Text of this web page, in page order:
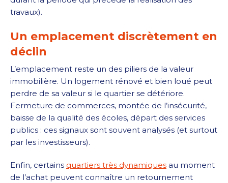
travaux).
Un emplacement discrètement en
déclin
L’emplacement reste un des piliers de la valeur
immobilière. Un logement rénové et bien loué peut
perdre de sa valeur si le quartier se détériore.
Fermeture de commerces, montée de l’insécurité,
baisse de la qualité des écoles, départ des services
publics : ces signaux sont souvent analysés (et surtout
par les investisseurs).
Enfin, certains quartiers très dynamiques au moment
de l’achat peuvent connaître un retournement